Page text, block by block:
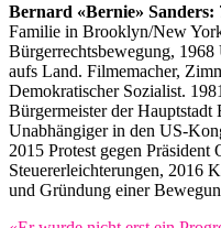
Bernard «Bernie» Sanders:
Familie in Brooklyn/New
Bürgerrechtsbewegung,
aufs Land. Filmemacher,
Demokratischer Sozialist.
Bürgermeister der
Unabhängiger in den US-
2015 Protest gegen Präsident
Steuererleichterungen, 2016
und Gründung einer